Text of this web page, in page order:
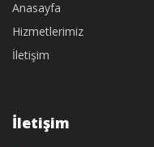
Anasayfa
Hizmetlerimiz
İletişim
İletişim